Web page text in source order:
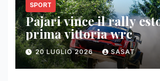
SPORT
Pajari vince il rally
prima vittoria wrc
20 LUGLIO 2026 SASAT